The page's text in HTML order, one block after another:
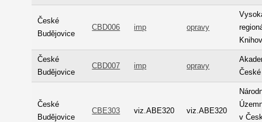
České
Budějovice
CBD006 imp opravy
České
Budějovice
CBD007 imp opravy
České
Budějovice
CBE303 viz.ABE320 viz.ABE320
v